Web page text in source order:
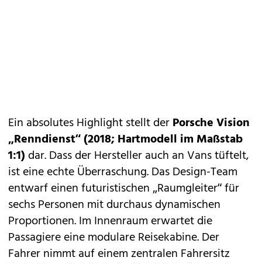
Ein absolutes Highlight stellt derPorsche Vision
„Renndienst“(2018; Hartmodell im Maßstab
1:1)dar. Dass der Hersteller auch an Vans tüftelt,
ist eine echte Überraschung. Das Design-Team
entwarf einen futuristischen „Raumgleiter“ für
sechs Personen mit durchaus dynamischen
Proportionen. Im Innenraum erwartet die
Passagiere eine modulare Reisekabine. Der
Fahrer nimmt auf einem zentralen Fahrersitz